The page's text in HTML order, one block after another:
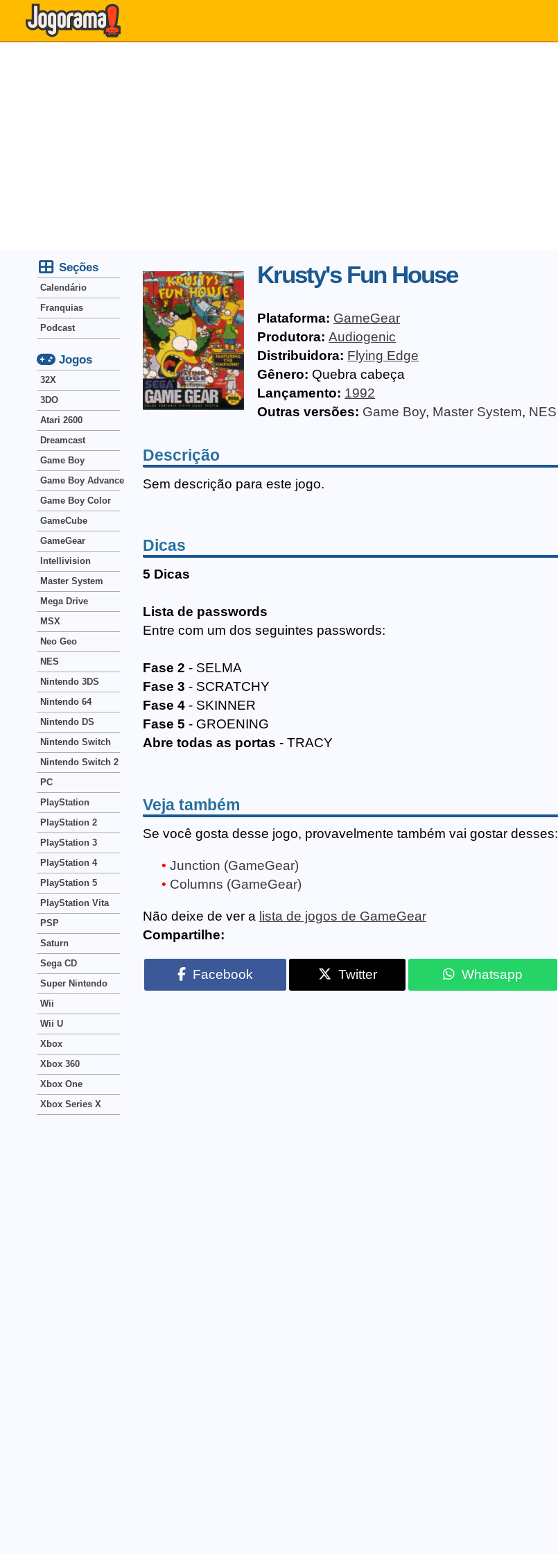
Krusty's Fun House
Plataforma: GameGear
Produtora: Audiogenic
Distribuidora: Flying Edge
Gênero: Quebra cabeça
Lançamento: 1992
Outras versões: Game Boy, Master System, NES
Descrição
Sem descrição para este jogo.
Dicas
5 Dicas
Lista de passwords
Entre com um dos seguintes passwords:
Fase 2 - SELMA
Fase 3 - SCRATCHY
Fase 4 - SKINNER
Fase 5 - GROENING
Abre todas as portas - TRACY
Veja também
Se você gosta desse jogo, provavelmente também vai gostar desses:
Junction (GameGear)
Columns (GameGear)
Não deixe de ver a lista de jogos de GameGear
Compartilhe:
Facebook Twitter Whatsapp
Seções
Calendário
Franquias
Podcast
Jogos
32X
3DO
Atari 2600
Dreamcast
Game Boy
Game Boy Advance
Game Boy Color
GameCube
GameGear
Intellivision
Master System
Mega Drive
MSX
Neo Geo
NES
Nintendo 3DS
Nintendo 64
Nintendo DS
Nintendo Switch
Nintendo Switch 2
PC
PlayStation
PlayStation 2
PlayStation 3
PlayStation 4
PlayStation 5
PlayStation Vita
PSP
Saturn
Sega CD
Super Nintendo
Wii
Wii U
Xbox
Xbox 360
Xbox One
Xbox Series X